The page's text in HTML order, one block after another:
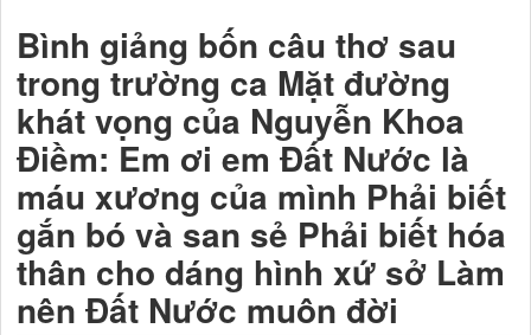
Bình giảng bốn câu thơ sau
trong trường ca Mặt đường
khát vọng của Nguyễn Khoa
Điềm: Em ơi em Đất Nước là
máu xương của mình Phải biết
gắn bó và san sẻ Phải biết hóa
thân cho dáng hình xứ sở Làm
nên Đất Nước muôn đời